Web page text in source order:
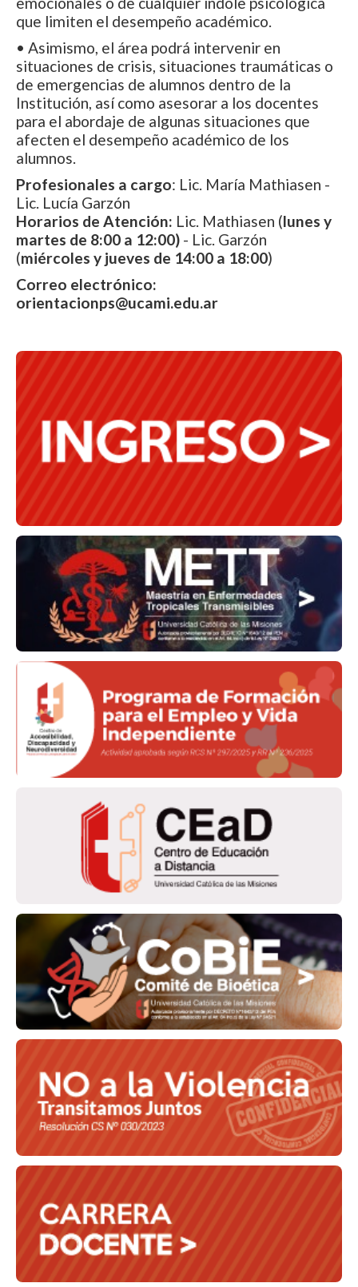
que limiten el desempeño académico.
• Asimismo, el área podrá intervenir en
situaciones de crisis, situaciones traumáticas o
de emergencias de alumnos dentro de la
Institución, así como asesorar a los docentes
para el abordaje de algunas situaciones que
afecten el desempeño académico de los
alumnos.
Profesionales a cargo: Lic. María Mathiasen -
Lic. Lucía Garzón
Horarios de Atención: Lic. Mathiasen (lunes y
martes de 8:00 a 12:00) - Lic. Garzón
(miércoles y jueves de 14:00 a 18:00)
Correo electrónico:
orientacionps@ucami.edu.ar